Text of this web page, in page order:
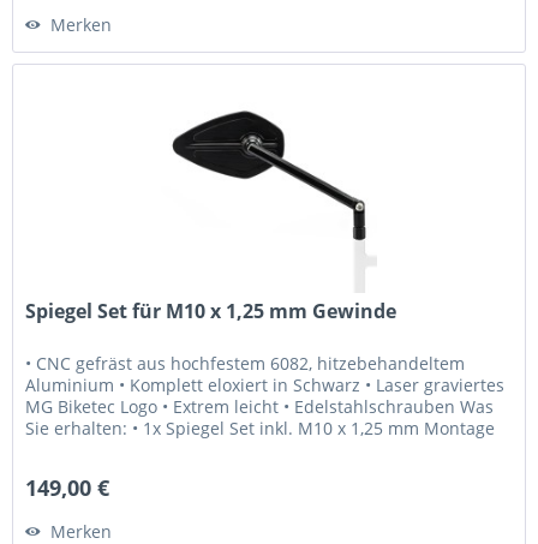
Merken
Spiegel Set für M10 x 1,25 mm Gewinde
• CNC gefräst aus hochfestem 6082, hitzebehandeltem
Aluminium • Komplett eloxiert in Schwarz • Laser graviertes
MG Biketec Logo • Extrem leicht • Edelstahlschrauben Was
Sie erhalten: • 1x Spiegel Set inkl. M10 x 1,25 mm Montage
149,00 €
Merken